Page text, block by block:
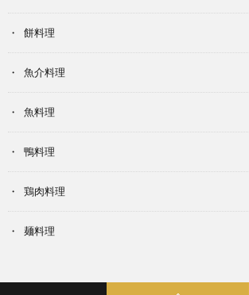
餅料理
魚介料理
魚料理
鴨料理
鶏肉料理
麺料理